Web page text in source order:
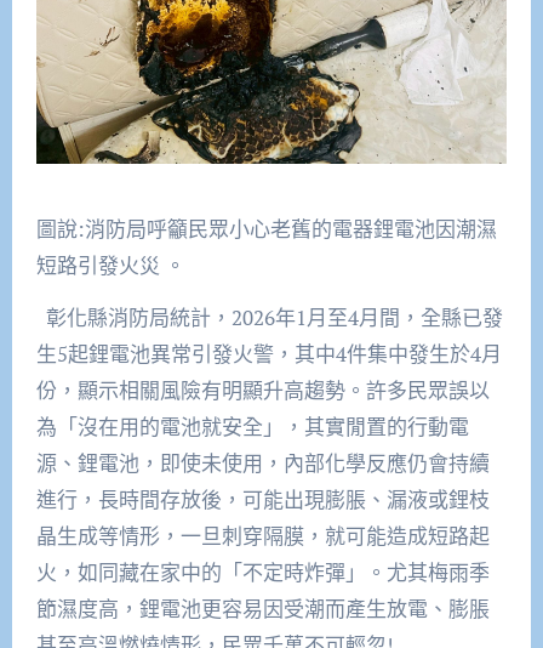
圖說:消防局呼籲民眾小心老舊的電器鋰電池因潮濕
短路引發火災 。
彰化縣消防局統計，2026年1月至4月間，全縣已發
生5起鋰電池異常引發火警，其中4件集中發生於4月
份，顯示相關風險有明顯升高趨勢。許多民眾誤以
為「沒在用的電池就安全」，其實閒置的行動電
源、鋰電池，即使未使用，內部化學反應仍會持續
進行，長時間存放後，可能出現膨脹、漏液或鋰枝
晶生成等情形，一旦刺穿隔膜，就可能造成短路起
火，如同藏在家中的「不定時炸彈」。尤其梅雨季
節濕度高，鋰電池更容易因受潮而產生放電、膨脹